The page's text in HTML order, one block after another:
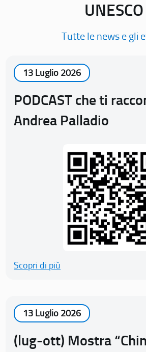
UNESCO
Tutte le news e gli
13 Luglio 2026
PODCAST che ti
Andrea Palladio
Scopri di più
13 Luglio 2026
(lug-ott) Mostra